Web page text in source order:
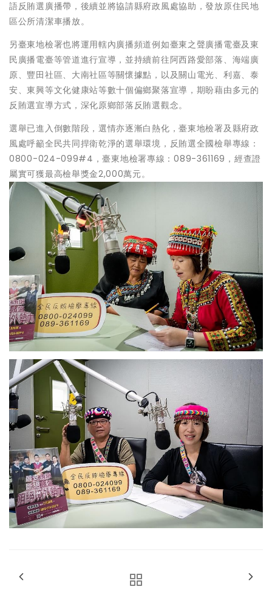
語反賄選廣播帶，後續並將協請縣府政風處協助，發放原住民地
區公所清潔車播放。
另臺東地檢署也將運用轄內廣播頻道例如臺東之聲廣播電臺及東
民廣播電臺等管道進行宣導，並持續前往阿西路愛部落、海端廣
原、豐田社區、大南社區等關懷據點，以及關山電光、利嘉、泰
安、東興等文化健康站等數十個偏鄉聚落宣導，期盼藉由多元的
反賄選宣導方式，深化原鄉部落反賄選觀念。
選舉已進入倒數階段，選情亦逐漸白熱化，臺東地檢署及縣府政
風處呼籲全民共同捍衛乾淨的選舉環境，反賄選全國檢舉專線：
0800-024-099#4，臺東地檢署專線：089-361169，經查證
屬實可獲最高檢舉獎金2,000萬元。